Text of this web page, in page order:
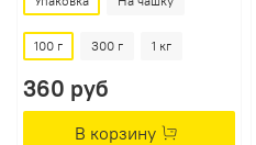
100 г 300 г 1 кг
360 руб
В корзину